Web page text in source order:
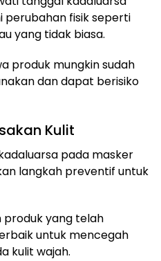
perubahan fisik seperti
yang tidak biasa.
produk mungkin sudah
dan dapat berisiko
Kulit
pada masker
langkah preventif untuk
produk yang telah
untuk mencegah
kulit wajah.